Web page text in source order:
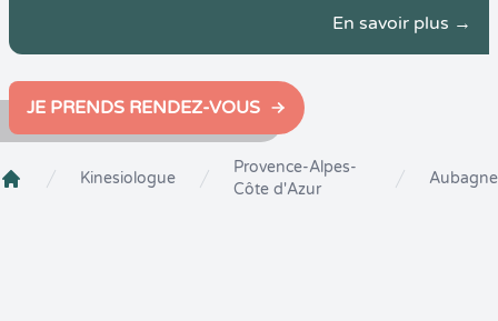
En savoir plus →
JE PRENDS RENDEZ-VOUS
Kinesiologue
Provence-Alpes-
Côte d'Azur
Aubagne